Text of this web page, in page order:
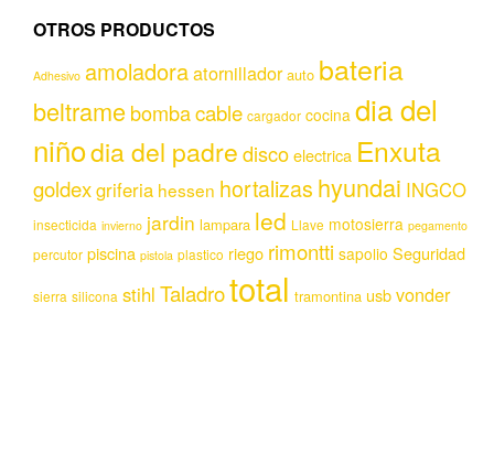
OTROS PRODUCTOS
Adhesivo amoladoraatornillador auto bateria
beltramebombacable cargador cocina dia del
niñodia del padrediscoelectrica Enxuta
goldexgriferia hessen hortalizas hyundai INGCO
insecticida invierno jardin lampara led Llave motosierra pegamento
percutor piscina pistola plastico riego rimontti sapolio Seguridad
sierra silicona stihl Taladrototal tramontina usbvonder